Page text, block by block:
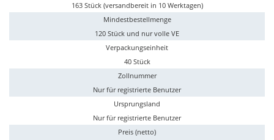
163 Stück (versandbereit in 10 Werktagen)
Mindestbestellmenge
120 Stück und nur volle VE
Verpackungseinheit
40 Stück
Zollnummer
Nur für registrierte Benutzer
Ursprungsland
Nur für registrierte Benutzer
Preis (netto)